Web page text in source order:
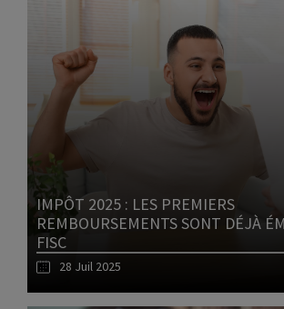
IMPÔT 2025 : LES PREMIERS
REMBOURSEMENTS SONT DÉJÀ
FISC
28 Juil 2025